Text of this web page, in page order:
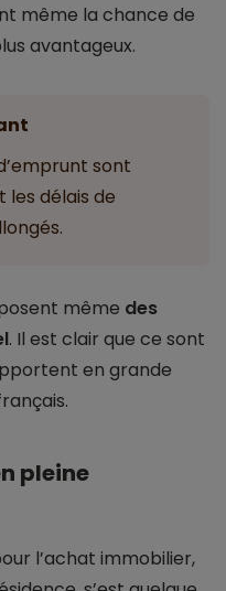
même la chance de
avantageux.
sont
les délais de
même des
. Il est clair que ce sont
en grande
pleine
l’achat immobilier,